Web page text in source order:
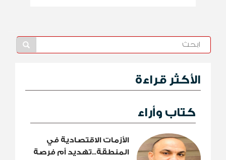
الأكثر قراءة
كتاب وأراء
الأزمات الاقتصادية في
المنطقة...تهديد أم فرصة